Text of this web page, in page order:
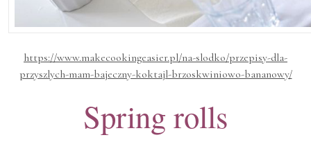
https://www.makecookingeasier.pl/na-slodko/przepisy-dla-
przyszlych-mam-bajeczny-koktajl-brzoskwiniowo-bananowy/
Spring rolls